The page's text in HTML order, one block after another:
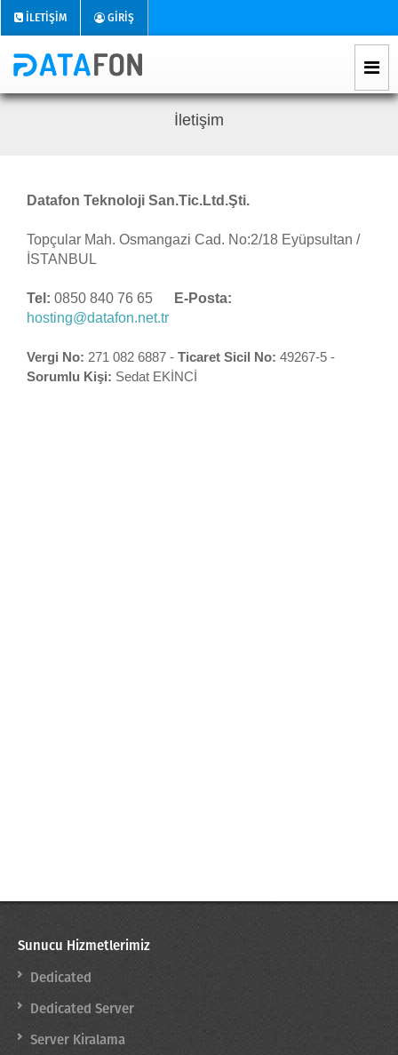
İLETİŞİM GİRİŞ
İletişim
Datafon Teknoloji San.Tic.Ltd.Şti.
Topçular Mah. Osmangazi Cad. No:2/18 Eyüpsultan /
İSTANBUL
Tel: 0850 840 76 65
E-Posta:
hosting@datafon.net.tr
Vergi No: 271 082 6887 - Ticaret Sicil No: 49267-5 -
Sorumlu Kişi: Sedat EKİNCİ
Sunucu Hizmetlerimiz
Dedicated
Dedicated Server
Server Kiralama